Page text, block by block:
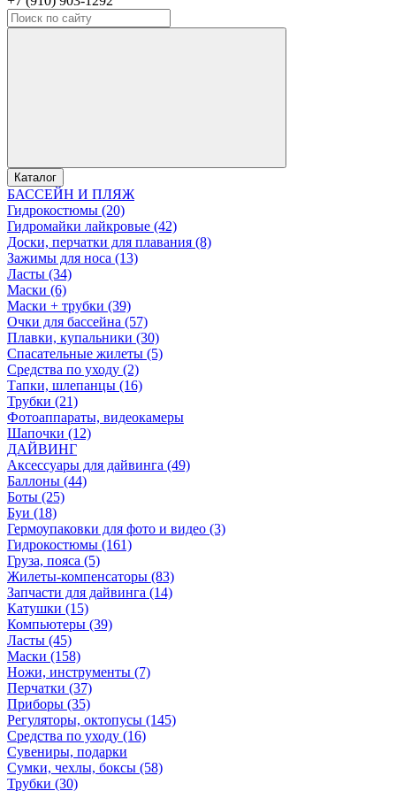
Каталог
БАССЕЙН И ПЛЯЖ
Гидрокостюмы (20)
Гидромайки лайкровые (42)
Доски, перчатки для плавания (8)
Зажимы для носа (13)
Ласты (34)
Маски (6)
Маски + трубки (39)
Очки для бассейна (57)
Плавки, купальники (30)
Спасательные жилеты (5)
Средства по уходу (2)
Тапки, шлепанцы (16)
Трубки (21)
Фотоаппараты, видеокамеры
Шапочки (12)
ДАЙВИНГ
Аксессуары для дайвинга (49)
Баллоны (44)
Боты (25)
Буи (18)
Гермоупаковки для фото и видео (3)
Гидрокостюмы (161)
Груза, пояса (5)
Жилеты-компенсаторы (83)
Запчасти для дайвинга (14)
Катушки (15)
Компьютеры (39)
Ласты (45)
Маски (158)
Ножи, инструменты (7)
Перчатки (37)
Приборы (35)
Регуляторы, октопусы (145)
Средства по уходу (16)
Сувениры, подарки
Сумки, чехлы, боксы (58)
Трубки (30)